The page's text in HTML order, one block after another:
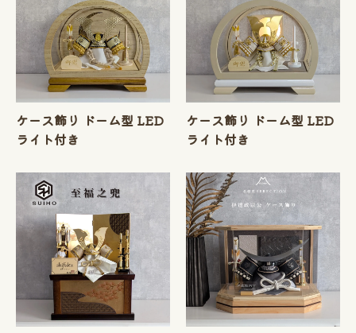
ケース飾り ドーム型 LED
ライト付き
ケース飾り ドーム型 LED
ライト付き